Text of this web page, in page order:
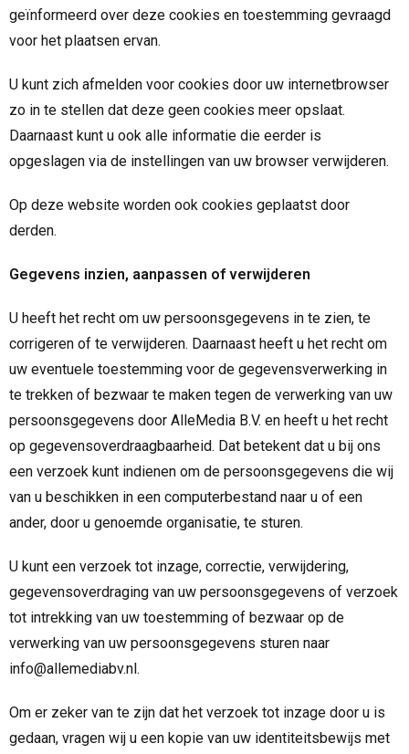
geïnformeerd over deze cookies en toestemming gevraagd
voor het plaatsen ervan.
U kunt zich afmelden voor cookies door uw internetbrowser
zo in te stellen dat deze geen cookies meer opslaat.
Daarnaast kunt u ook alle informatie die eerder is
opgeslagen via de instellingen van uw browser verwijderen.
Op deze website worden ook cookies geplaatst door
derden.
Gegevens inzien, aanpassen of verwijderen
U heeft het recht om uw persoonsgegevens in te zien, te
corrigeren of te verwijderen. Daarnaast heeft u het recht om
uw eventuele toestemming voor de gegevensverwerking in
te trekken of bezwaar te maken tegen de verwerking van uw
persoonsgegevens door AlleMedia B.V. en heeft u het recht
op gegevensoverdraagbaarheid. Dat betekent dat u bij ons
een verzoek kunt indienen om de persoonsgegevens die wij
van u beschikken in een computerbestand naar u of een
ander, door u genoemde organisatie, te sturen.
U kunt een verzoek tot inzage, correctie, verwijdering,
gegevensoverdraging van uw persoonsgegevens of verzoek
tot intrekking van uw toestemming of bezwaar op de
verwerking van uw persoonsgegevens sturen naar
info@allemediabv.nl.
Om er zeker van te zijn dat het verzoek tot inzage door u is
gedaan, vragen wij u een kopie van uw identiteitsbewijs met